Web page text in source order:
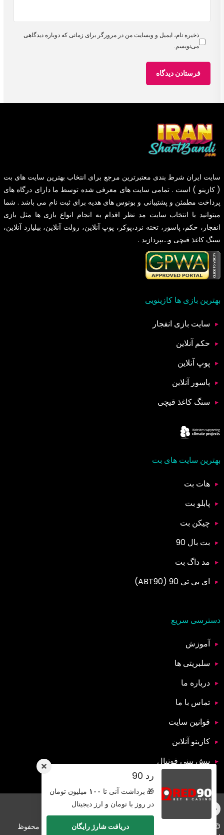
ذخیره نام، ایمیل و وبسایت من در مرورگر برای زمانی که دوباره دیدگاهی
می‌نویسم.
سایت ایران شرط بندی معتبرترین مرجع برای انتخاب بهترین سایت های بت
( کازینو ) است . تمامی سایت های معرفی شده توسط ما دارای درگاه های
پرداخت مطمئن و پشتیبانی و بونوس های هدیه برای ثبت نام می باشد . شما
میتوانید با انتخاب سایت مد نظر اقدام به انجام انواع بازی ها مثل بازی
انفجار، حکم، پاسور، تخته نرد،پوکر، پوپ آنلاین، رولت آنلاین، بیلیارد آنلاین،
سنگ کاغذ قیچی و...بپردازید .
بهترین بازی ها کازینویی
سایت بازی انفجار
حکم آنلاین
پوپ آنلاین
پاسور آنلاین
سنگ کاغذ قیچی
بهترین سایت های بت
هات بت
پابلو بت
چیکن بت
بت بال 90
مد داگ بت
ای بی تی 90 (ABT90)
دسترسی سریع
آموزش
سلبریتی ها
درباره ما
تماس با ما
قوانین سایت
کازینو آنلاین
پیش بینی فوتبال
© کپی رایت 2026 تمامی حقوق برای سایت ایران شرط بندی محفوظ
رد 90
🎁 برداشت آنی تا ۱۰۰ میلیون تومان
در روز با تومان و ارز دیجیتال
دریافت شارژ رایگان